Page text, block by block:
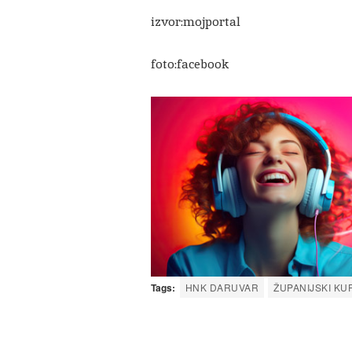
izvor:mojportal
foto:facebook
Tags: HNK DARUVAR ŽUPANIJSKI